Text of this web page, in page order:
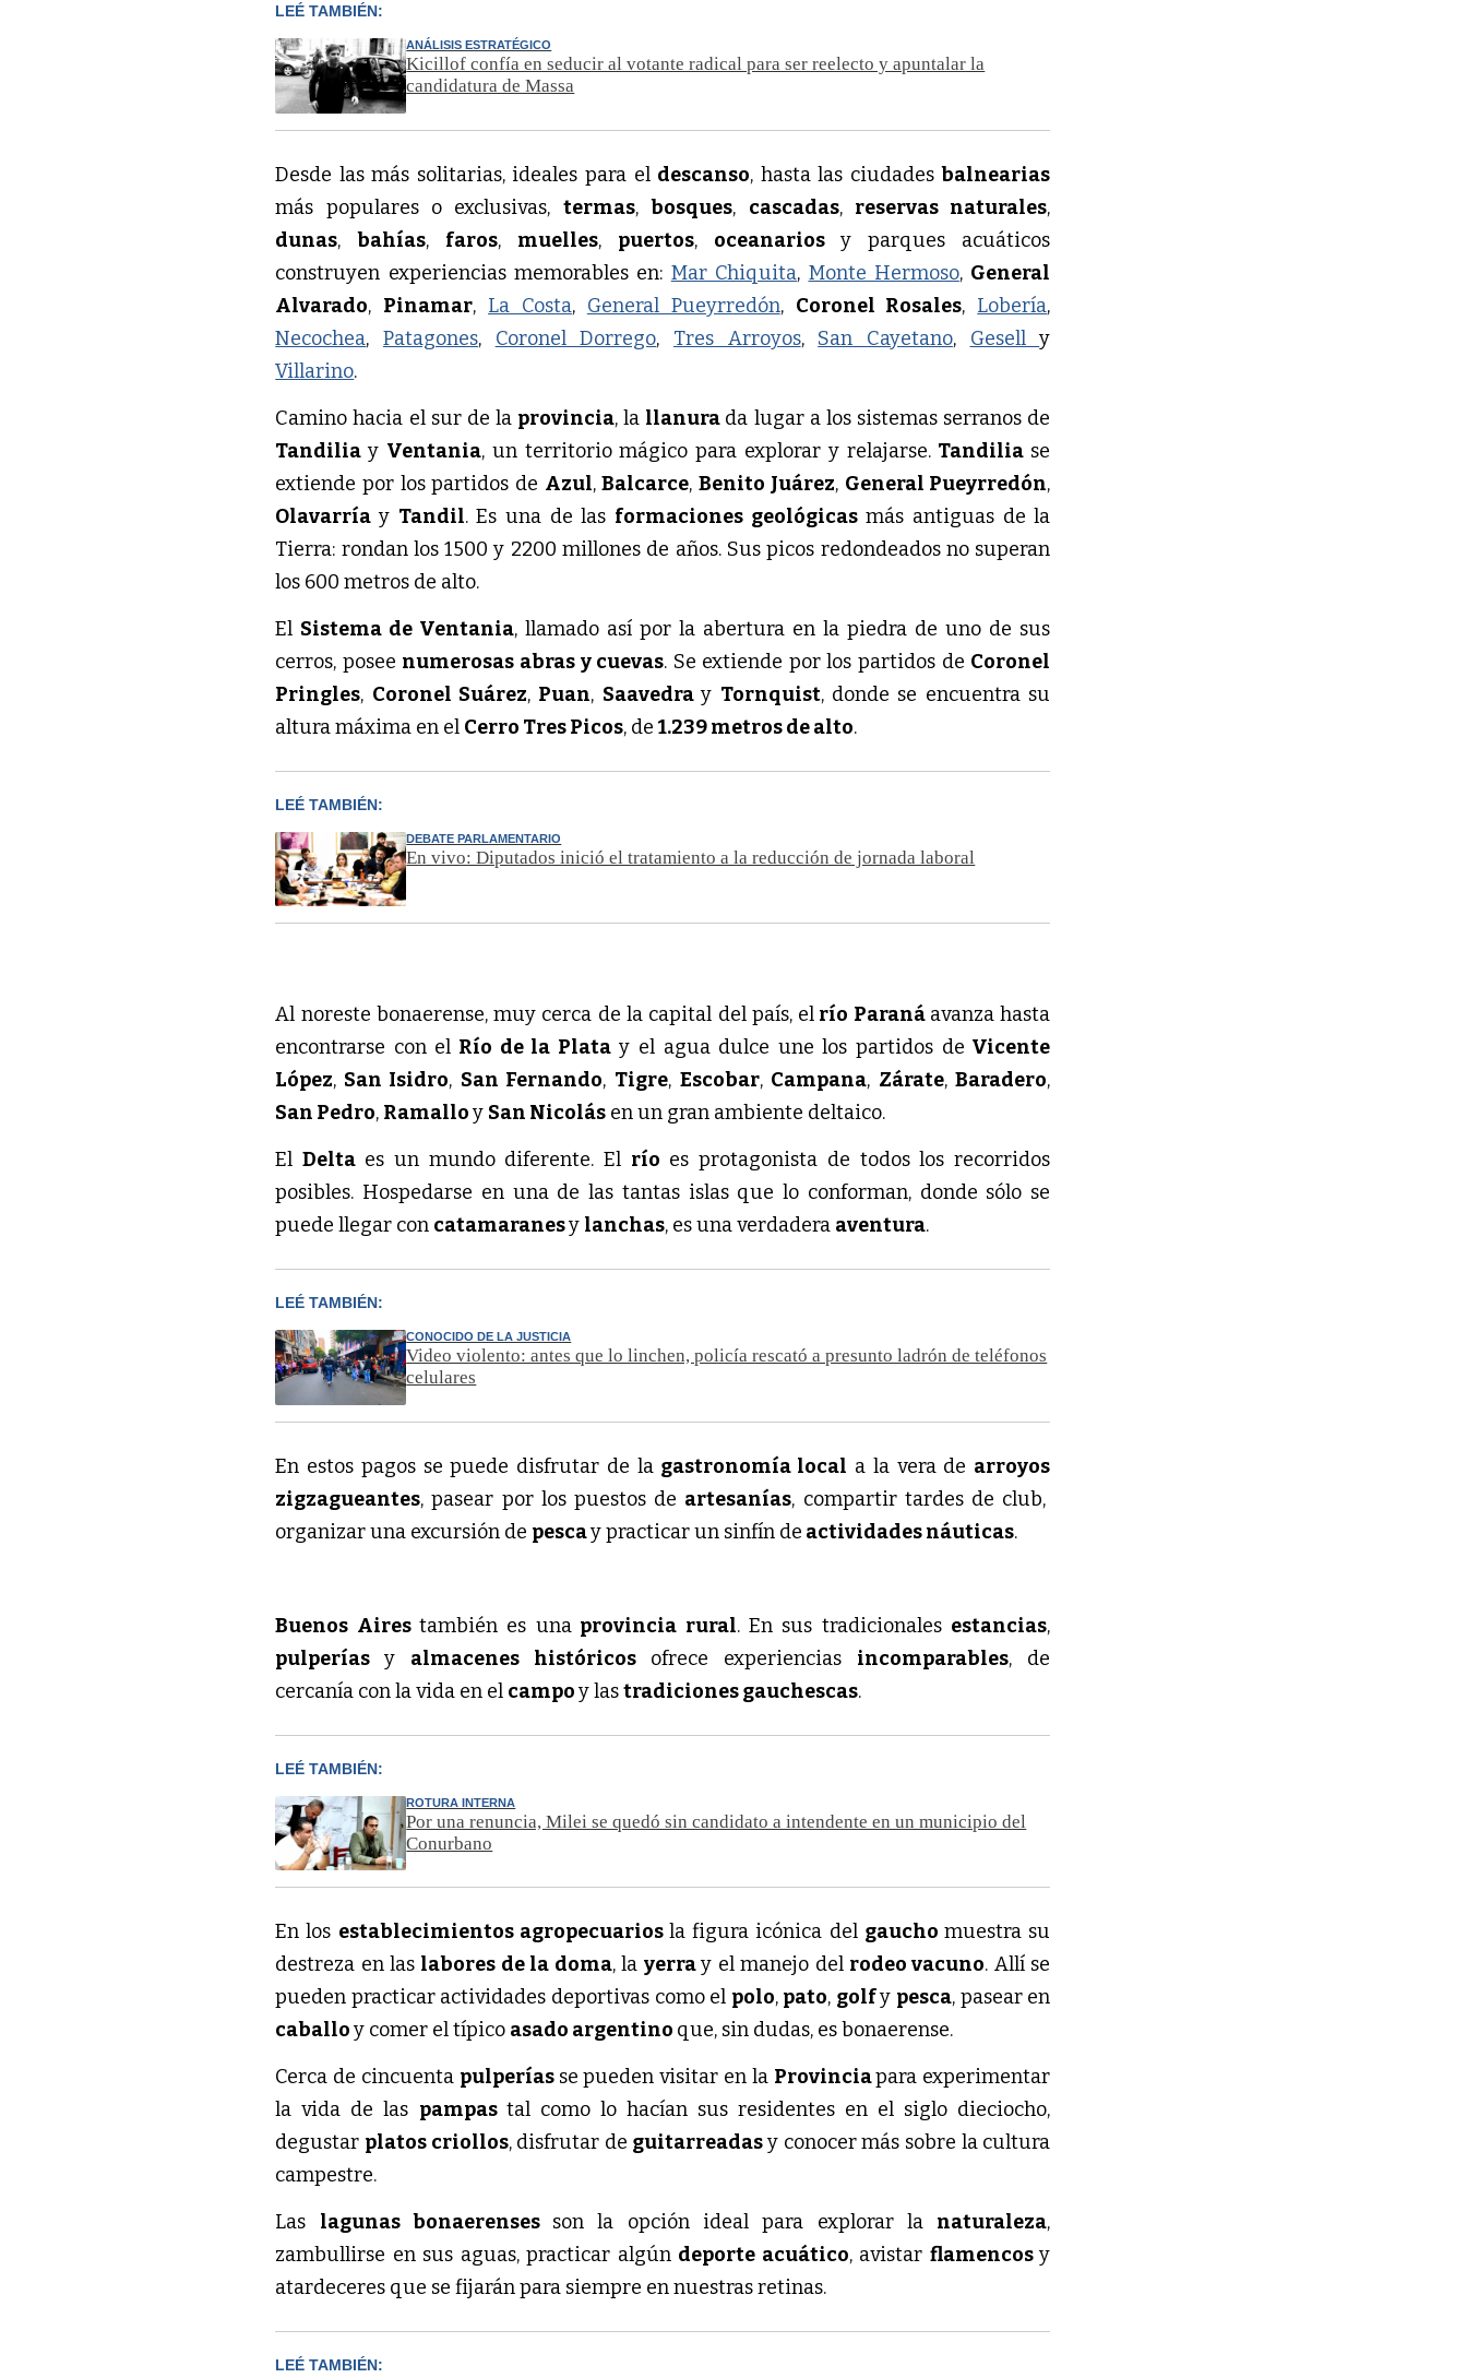
LEÉ TAMBIÉN:
ANÁLISIS ESTRATÉGICO
Kicillof confía en seducir al votante radical para ser reelecto y apuntalar la
candidatura de Massa
Desde las más solitarias, ideales para el descanso, hasta las ciudadesbalnearias
más populares o exclusivas, termas,bosques, cascadas, reservas naturales,
dunas,bahías, faros, muelles, puertos, oceanariosy parques acuáticos
construyen experiencias memorables en: Mar Chiquita, Monte Hermoso, General
Alvarado, Pinamar, La Costa, General Pueyrredón, Coronel Rosales, Lobería,
Necochea, Patagones, Coronel Dorrego, Tres Arroyos, San Cayetano, Geselly
Villarino.
Camino hacia el sur de la provincia, la llanura da lugar a los sistemas serranos de
Tandiliay Ventania, un territorio mágico para explorar y relajarse. Tandilia se
extiende por los partidos de Azul,Balcarce,Benito Juárez, General Pueyrredón,
Olavarría y Tandil. Es una de las formaciones geológicasmás antiguas de la
Tierra: rondan los 1500 y 2200 millones de años. Sus picos redondeados no superan
los 600 metros de alto.
El Sistema de Ventania, llamado así por la abertura en la piedra de uno de sus
cerros, posee numerosas abras y cuevas. Se extiende por los partidos de Coronel
Pringles, Coronel Suárez, Puan, Saavedray Tornquist, donde se encuentra su
altura máxima en el Cerro Tres Picos, de1.239 metros de alto.
LEÉ TAMBIÉN:
DEBATE PARLAMENTARIO
En vivo: Diputados inició el tratamiento a la reducción de jornada laboral
Al noreste bonaerense, muy cerca de la capital del país, el río Paraná avanza hasta
encontrarse con el Río de la Platay el agua dulce une los partidos de Vicente
López, San Isidro, San Fernando, Tigre, Escobar, Campana, Zárate,Baradero,
San Pedro, Ramalloy San Nicolás en un gran ambiente deltaico.
ElDelta es un mundo diferente. El río es protagonista de todos los recorridos
posibles. Hospedarse en una de las tantas islas que lo conforman, donde sólo se
puede llegar con catamaranesy lanchas, es una verdadera aventura.
LEÉ TAMBIÉN:
CONOCIDO DE LA JUSTICIA
Video violento: antes que lo linchen, policía rescató a presunto ladrón de teléfonos
celulares
En estos pagos se puede disfrutar de lagastronomía local a la vera de arroyos
zigzagueantes, pasear por los puestos de artesanías, compartir tardes de club,
organizar una excursión de pescay practicar un sinfín de actividades náuticas.
Buenos Airestambién es unaprovincia rural. En sus tradicionales estancias,
pulperíasy almacenes históricos ofrece experiencias incomparables, de
cercanía con la vida en el campoy lastradiciones gauchescas.
LEÉ TAMBIÉN:
ROTURA INTERNA
Por una renuncia, Milei se quedó sin candidato a intendente en un municipio del
Conurbano
En los establecimientos agropecuariosla figura icónica del gauchomuestra su
destreza en las labores de la doma, la yerray el manejo del rodeo vacuno. Allí se
pueden practicar actividades deportivas como el polo, pato, golfy pesca, pasear en
caballoy comer el típico asado argentino que, sin dudas, es bonaerense.
Cerca de cincuenta pulperías se pueden visitar en la Provinciapara experimentar
la vida de las pampas tal como lo hacían sus residentes en el siglo dieciocho,
degustar platos criollos, disfrutar de guitarreadasy conocer más sobre la cultura
campestre.
Las lagunas bonaerenses son la opción ideal para explorar la naturaleza,
zambullirse en sus aguas, practicar algún deporte acuático, avistar flamencosy
atardeceres que se fijarán para siempre en nuestras retinas.
LEÉ TAMBIÉN: